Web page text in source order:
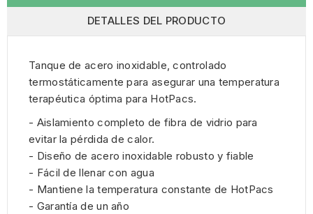
DETALLES DEL PRODUCTO
Tanque de acero inoxidable, controlado
termostáticamente para asegurar una temperatura
terapéutica óptima para HotPacs.
- Aislamiento completo de fibra de vidrio para
evitar la pérdida de calor.
- Diseño de acero inoxidable robusto y fiable
- Fácil de llenar con agua
- Mantiene la temperatura constante de HotPacs
- Garantía de un año